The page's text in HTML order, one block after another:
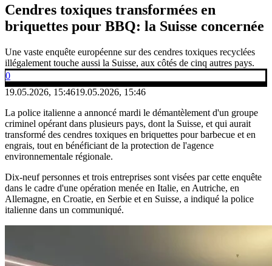
Cendres toxiques transformées en
briquettes pour BBQ: la Suisse concernée
Une vaste enquête européenne sur des cendres toxiques recyclées
illégalement touche aussi la Suisse, aux côtés de cinq autres pays.
0
19.05.2026, 15:4619.05.2026, 15:46
La police italienne a annoncé mardi le démantèlement d'un groupe
criminel opérant dans plusieurs pays, dont la Suisse, et qui aurait
transformé des cendres toxiques en briquettes pour barbecue et en
engrais, tout en bénéficiant de la protection de l'agence
environnementale régionale.
Dix-neuf personnes et trois entreprises sont visées par cette enquête
dans le cadre d'une opération menée en Italie, en Autriche, en
Allemagne, en Croatie, en Serbie et en Suisse, a indiqué la police
italienne dans un communiqué.